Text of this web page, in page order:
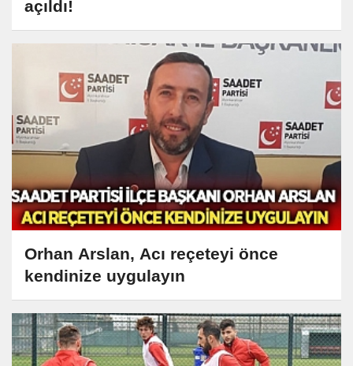
açıldı!
Orhan Arslan, Acı reçeteyi önce
kendinize uygulayın